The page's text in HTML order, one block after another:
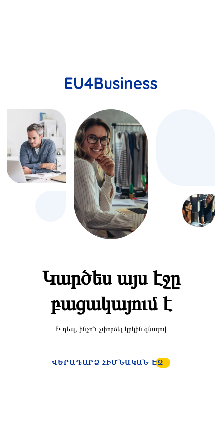
Կարծես այս էջը
բացակայում է
Ի դեպ, ինչո՞ւ չփորձել կրկին գնալով
ՎԵՐԱԴԱՐՁ ՀԻՄՆԱԿԱՆ ԷՋ